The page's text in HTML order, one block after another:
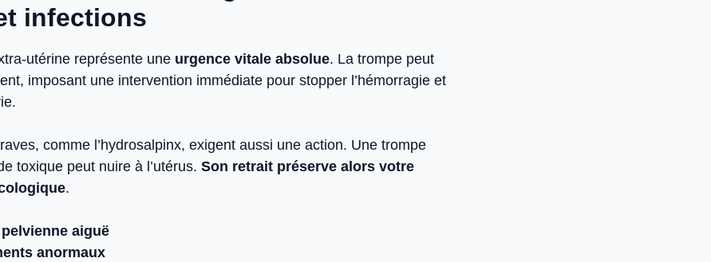
infections
utérine représente une urgence vitale absolue. La trompe peut
imposant une intervention immédiate pour stopper l’hémorragie et
comme l’hydrosalpinx, exigent aussi une action. Une trompe
toxique peut nuire à l’utérus. Son retrait préserve alors votre
.
aiguë
anormaux